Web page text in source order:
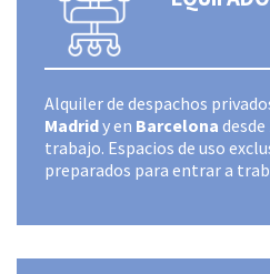
Alquiler de despachos
Madridy en Barcelona
trabajo. Espacios de uso
preparados para entrar a